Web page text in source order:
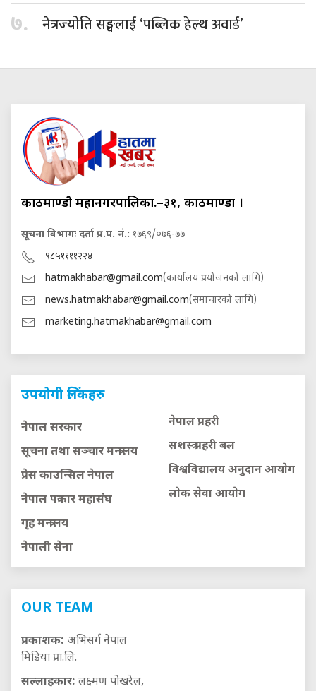
७. नेत्रज्योति सङ्घलाई ‘पब्लिक हेल्थ अवार्ड’
काठमाण्डौ महानगरपालिका.–३१, काठमाण्डौं ।
सूचना विभागः दर्ता प्र.प. नं.: १७६९/०७६-७७
९८५११११२२४
hatmakhabar@gmail.com(कार्यालय प्रयोजनको लागि)
news.hatmakhabar@gmail.com(समाचारको लागि)
marketing.hatmakhabar@gmail.com
उपयोगी लिंकहरु
नेपाल सरकार
सूचना तथा सञ्चार मन्त्रालय
प्रेस काउन्सिल नेपाल
नेपाल पत्रकार महासंघ
गृह मन्त्रालय
नेपाली सेना
नेपाल प्रहरी
सशस्त्र प्रहरी बल
विश्वविद्यालय अनुदान आयाेग
लाेक सेवा आयाेग
OUR TEAM
प्रकाशक: अभिसर्ग नेपाल
मिडिया प्रा.लि.
सल्लाहकार: लक्ष्मण पोखरेल,